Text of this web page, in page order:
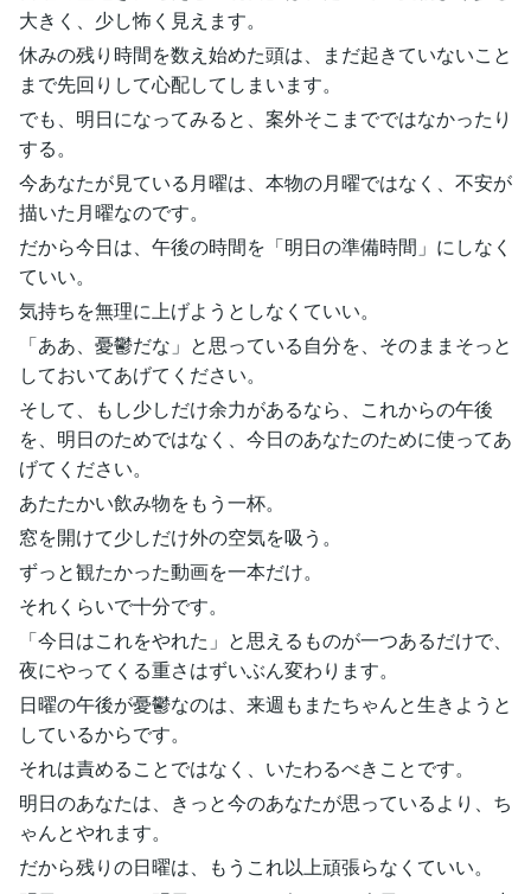
大きく、少し怖く見えます。
休みの残り時間を数え始めた頭は、まだ起きていないこと
まで先回りして心配してしまいます。
でも、明日になってみると、案外そこまでではなかったり
する。
今あなたが見ている月曜は、本物の月曜ではなく、不安が
描いた月曜なのです。
だから今日は、午後の時間を「明日の準備時間」にしなく
ていい。
気持ちを無理に上げようとしなくていい。
「ああ、憂鬱だな」と思っている自分を、そのままそっと
しておいてあげてください。
そして、もし少しだけ余力があるなら、これからの午後
を、明日のためではなく、今日のあなたのために使ってあ
げてください。
あたたかい飲み物をもう一杯。
窓を開けて少しだけ外の空気を吸う。
ずっと観たかった動画を一本だけ。
それくらいで十分です。
「今日はこれをやれた」と思えるものが一つあるだけで、
夜にやってくる重さはずいぶん変わります。
日曜の午後が憂鬱なのは、来週もまたちゃんと生きようと
しているからです。
それは責めることではなく、いたわるべきことです。
明日のあなたは、きっと今のあなたが思っているより、ち
ゃんとやれます。
だから残りの日曜は、もうこれ以上頑張らなくていい。